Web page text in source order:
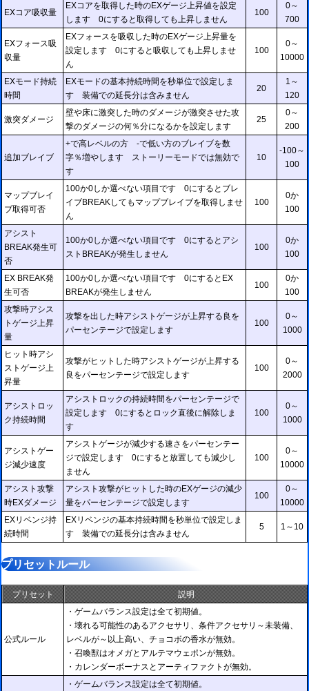
EXコア吸収量
EXコアを取得した時のEXゲージ上昇値を設定
します 0にすると取得しても上昇しません
100
0～
700
EXフォース吸
収量
EXフォースを吸収した時のEXゲージ上昇量を
設定します 0にすると吸収しても上昇しませ
ん
100
0～
10000
EXモード持続
時間
EXモードの基本持続時間を秒単位で設定しま
す 装備での延長分は含みません
20
1～
120
激突ダメージ
壁や床に激突した時のダメージが激突させた攻
撃のダメージの何％分になるかを設定します
25
0～
200
追加ブレイブ
+で高レベルの方 -で低い方のブレイブを数
字％増やします ストーリーモードでは無効で
す
10
-100～
100
マップブレイ
ブ取得可否
100か0しか選べない項目です 0にするとブレ
イブBREAKしてもマップブレイブを取得しませ
ん
100
0か
100
アシスト
BREAK発生可
否
100か0しか選べない項目です 0にするとアシ
ストBREAKが発生しません
100
0か
100
EX BREAK発
生可否
100か0しか選べない項目です 0にするとEX
BREAKが発生しません
100
0か
100
攻撃時アシス
トゲージ上昇
量
攻撃を出した時アシストゲージが上昇する良を
パーセンテージで設定します
100
0～
1000
ヒット時アシ
ストゲージ上
昇量
攻撃がヒットした時アシストゲージが上昇する
良をパーセンテージで設定します
100
0～
2000
アシストロッ
ク持続時間
アシストロックの持続時間をパーセンテージで
設定します 0にするとロック直後に解除しま
す
100
0～
1000
アシストゲー
ジ減少速度
アシストゲージが減少する速さをパーセンテー
ジで設定します 0にすると放置しても減少し
ません
100
0～
10000
アシスト攻撃
時EXダメージ
アシスト攻撃がヒットした時のEXゲージの減少
量をパーセンテージで設定します
100
0～
10000
EXリベンジ持
続時間
EXリベンジの基本持続時間を秒単位で設定しま
す 装備での延長分は含みません
5 1～10
プリセットルール
プリセット 説明
公式ルール
・ゲームバランス設定は全て初期値。
・壊れる可能性のあるアクセサリ、条件アクセサリ～未装備、
レベルが～以上高い、チョコボの香水が無効。
・召喚獣はオメガとアルテマウェポンが無効。
・カレンダーボーナスとアーティファクトが無効。
・ゲームバランス設定は全て初期値。